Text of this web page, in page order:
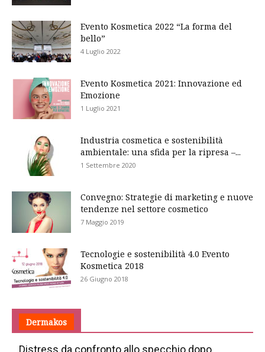
Evento Kosmetica 2022 “La forma del
bello”
4 Luglio 2022
Evento Kosmetica 2021: Innovazione ed
Emozione
1 Luglio 2021
Industria cosmetica e sostenibilità
ambientale: una sfida per la ripresa –...
1 Settembre 2020
Convegno: Strategie di marketing e nuove
tendenze nel settore cosmetico
7 Maggio 2019
Tecnologie e sostenibilità 4.0 Evento
Kosmetica 2018
26 Giugno 2018
Dermakos
Distress da confronto allo specchio dopo